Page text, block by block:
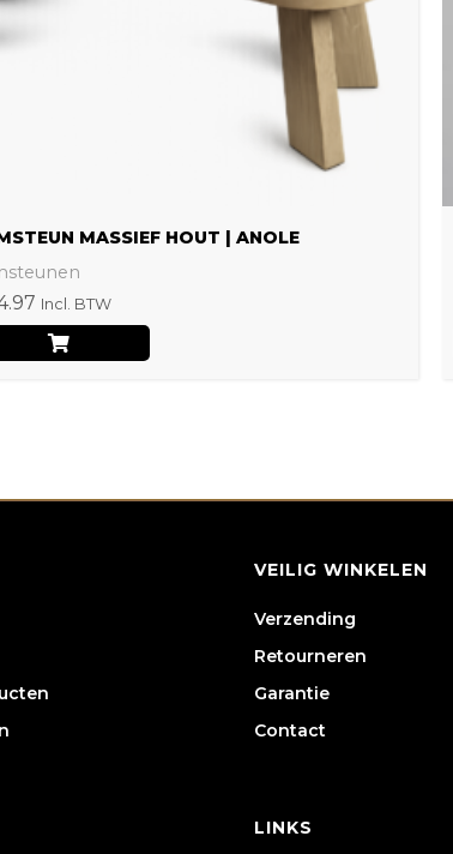
MASSIEF HOUT | ANOLE
Incl. BTW
VEILIG WINKELEN
Verzending
Retourneren
Garantie
Contact
LINKS